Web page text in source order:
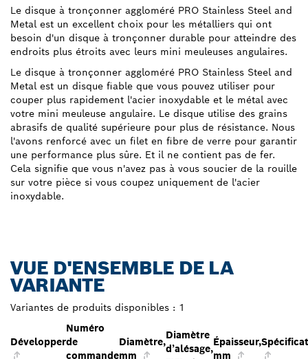
Le disque à tronçonner aggloméré PRO Stainless Steel and
Metal est un excellent choix pour les métalliers qui ont
besoin d'un disque à tronçonner durable pour atteindre des
endroits plus étroits avec leurs mini meuleuses angulaires.
Le disque à tronçonner aggloméré PRO Stainless Steel and
Metal est un disque fiable que vous pouvez utiliser pour
couper plus rapidement l'acier inoxydable et le métal avec
votre mini meuleuse angulaire. Le disque utilise des grains
abrasifs de qualité supérieure pour plus de résistance. Nous
l'avons renforcé avec un filet en fibre de verre pour garantir
une performance plus sûre. Et il ne contient pas de fer.
Cela signifie que vous n'avez pas à vous soucier de la rouille
sur votre pièce si vous coupez uniquement de l'acier
inoxydable.
VUE D'ENSEMBLE DE LA
VARIANTE
Variantes de produits disponibles : 1
Développer
Numéro
de
commande
Diamètre,
mm
Diamètre
d’alésage,
Épaisseur,
mm